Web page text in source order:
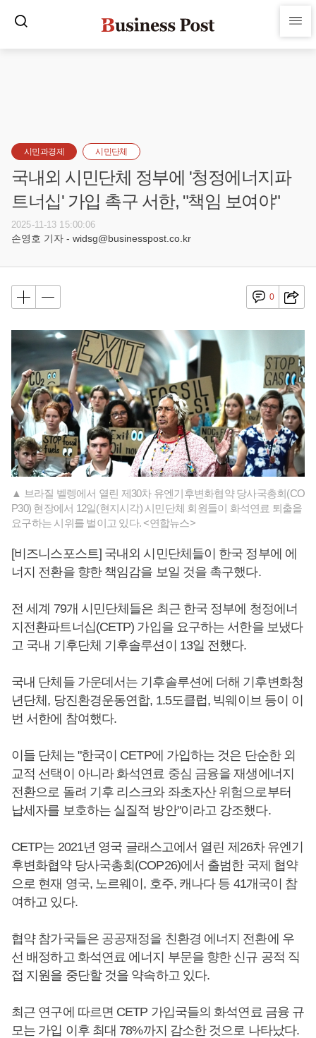
시민과경제 시민단체
국내외 시민단체 정부에 '청정에너지파
트너십' 가입 촉구 서한, "책임 보여야"
2025-11-13 15:00:06
손영호 기자 - widsg@businesspost.co.kr
0
▲ 브라질 벨렝에서 열린 제30차 유엔기후변화협약 당사국총회(CO
P30) 현장에서 12일(현지시각) 시민단체 회원들이 화석연료 퇴출을
요구하는 시위를 벌이고 있다. <연합뉴스>
[비즈니스포스트] 국내외 시민단체들이 한국 정부에 에
너지 전환을 향한 책임감을 보일 것을 촉구했다.
전 세계 79개 시민단체들은 최근 한국 정부에 청정에너
지전환파트너십(CETP) 가입을 요구하는 서한을 보냈다
고 국내 기후단체 기후솔루션이 13일 전했다.
국내 단체들 가운데서는 기후솔루션에 더해 기후변화청
년단체, 당진환경운동연합, 1.5도클럽, 빅웨이브 등이 이
번 서한에 참여했다.
이들 단체는 "한국이 CETP에 가입하는 것은 단순한 외
교적 선택이 아니라 화석연료 중심 금융을 재생에너지
전환으로 돌려 기후 리스크와 좌초자산 위험으로부터
납세자를 보호하는 실질적 방안"이라고 강조했다.
CETP는 2021년 영국 글래스고에서 열린 제26차 유엔기
후변화협약 당사국총회(COP26)에서 출범한 국제 협약
으로 현재 영국, 노르웨이, 호주, 캐나다 등 41개국이 참
여하고 있다.
협약 참가국들은 공공재정을 친환경 에너지 전환에 우
선 배정하고 화석연료 에너지 부문을 향한 신규 공적 직
접 지원을 중단할 것을 약속하고 있다.
최근 연구에 따르면 CETP 가입국들의 화석연료 금융 규
모는 가입 이후 최대 78%까지 감소한 것으로 나타났다.